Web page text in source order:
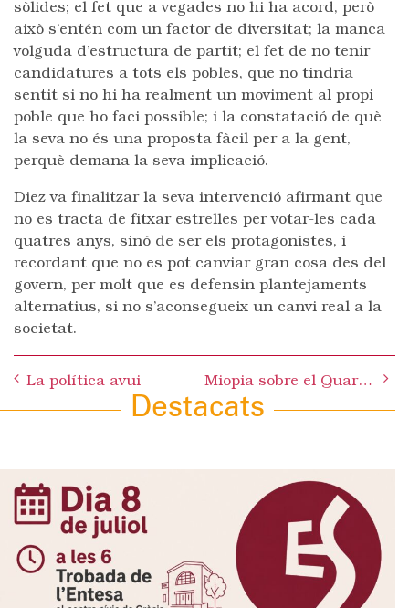
sòlides; el fet que a vegades no hi ha acord, però
això s’entén com un factor de diversitat; la manca
volguda d’estructura de partit; el fet de no tenir
candidatures a tots els pobles, que no tindria
sentit si no hi ha realment un moviment al propi
poble que ho faci possible; i la constatació de què
la seva no és una proposta fàcil per a la gent,
perquè demana la seva implicació.
Diez va finalitzar la seva intervenció afirmant que
no es tracta de fitxar estrelles per votar-les cada
quatres anys, sinó de ser els protagonistes, i
recordant que no es pot canviar gran cosa des del
govern, per molt que es defensin plantejaments
alternatius, si no s’aconsegueix un canvi real a la
societat.
navigation
La política avui Miopia sobre el Quart Cinturó
Destacats